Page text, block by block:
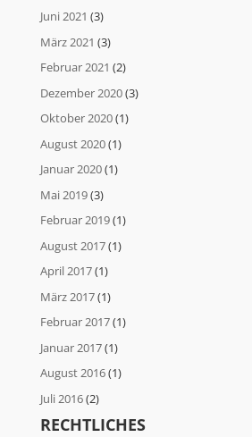
Juni 2021 (3)
März 2021 (3)
Februar 2021 (2)
Dezember 2020(3)
Oktober 2020(1)
August 2020(1)
Januar 2020(1)
Mai 2019(3)
Februar 2019(1)
August 2017(1)
April 2017(1)
März 2017(1)
Februar 2017(1)
Januar 2017(1)
August 2016(1)
Juli 2016(2)
RECHTLICHES